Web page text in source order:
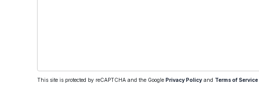
This site is protected by reCAPTCHA and the Google Privacy Policy and Terms of Service